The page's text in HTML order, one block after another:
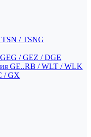
TSN / TSNG
/ GEZ / DGE
GE..RB / WLT / WLK
/ GX